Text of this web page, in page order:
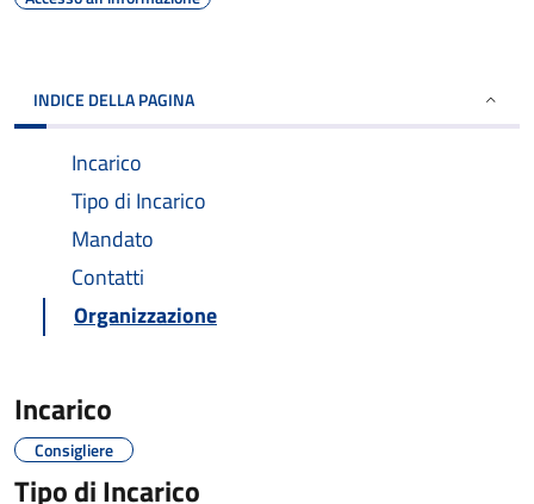
INDICE DELLA PAGINA
Incarico
Tipo di Incarico
Mandato
Contatti
Organizzazione
Incarico
Consigliere
Tipo di Incarico